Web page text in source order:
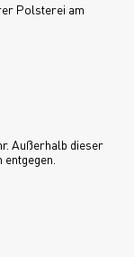
Polsterei am
Außerhalb dieser